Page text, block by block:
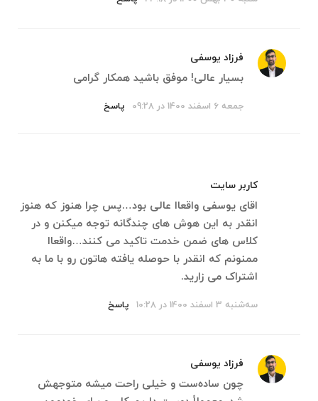
فرزاد یوسفی
بسیار عالی! موفق باشید همکار گرامی
جمعه 6 اسفند 1400 در 09:28 پاسخ
کاربر سایت
اقای یوسفی واقعاا عالی بود…پس چرا هنوز که هنوز
انقدر به این هوش های چندگانه توجه میکنن و در
کلاس های ضمن خدمت تاکید می کنند…واقعاا
ممنونم که انقدر با حوصله یافته هاتون رو با ما به
اشتراک می زارید.
سه‌شنبه 3 اسفند 1400 در 10:28 پاسخ
فرزاد یوسفی
چون ساده‌ست و خیلی راحت میشه متوجهش